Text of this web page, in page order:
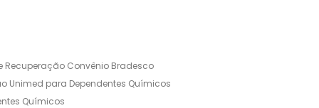
Recuperação Convênio Bradesco
Unimed para Dependentes Químicos
Químicos